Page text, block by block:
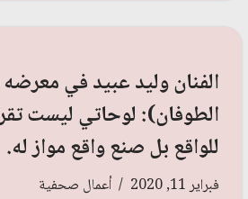
الفنان وليد عبيد في
الطوفان): لوحاتي ليست
للواقع بل صنع واقع مواز له.
فبراير 11, 2020 أعمال صحفية